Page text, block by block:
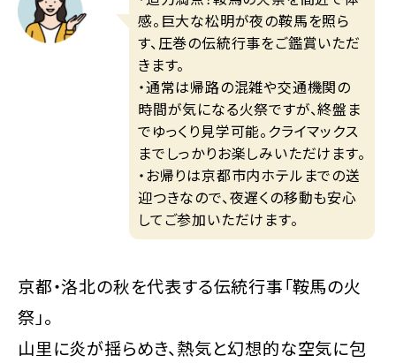
感。巨大な松明が夜の鞍馬を照ら
す、圧巻の伝統行事をご鑑賞いただ
きます。
・通常は帰路の混雑や交通機関の
時間が気になる火祭ですが、終盤ま
でゆっくり見学可能。クライマックス
までしっかりお楽しみいただけます。
・お帰りは京都市内ホテルまでの送
迎つきなので、夜遅くの移動も安心
してご参加いただけます。
京都・洛北の秋を代表する伝統行事「鞍馬の火
祭」。
山里に炎が揺らめき、熱気と幻想的な空気に包